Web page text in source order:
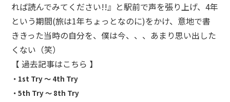
れば読んでみてください!!』と駅前で声を張り上げ、4年
という期間(旅は1年ちょっとなのに)をかけ、意地で書
ききった当時の自分を、僕は今、、、あまり思い出した
くない（笑）
【 過去記事はこちら 】
・ 1st Try 〜 4th Try
・5th Try 〜 8th Try